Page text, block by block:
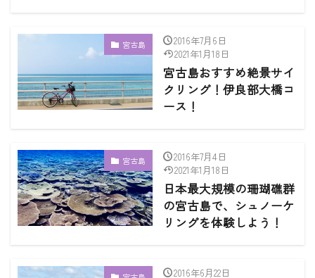
宮古島
2016年7月6日
2021年1月18日
宮古島おすすめ絶景サイ
クリング！伊良部大橋コ
ース！
宮古島
2016年7月4日
2021年1月18日
日本最大規模の珊瑚礁群
の宮古島で、シュノーケ
リングを体験しよう！
2016年6月22日